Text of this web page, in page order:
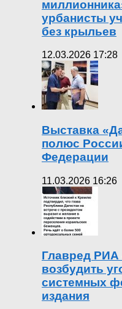
урбанисты
без крыльев
12.03.2026 17:28
Выставка
полюс
Федерации
11.03.2026 16:26
Главред РИА
возбудить
системных
издания